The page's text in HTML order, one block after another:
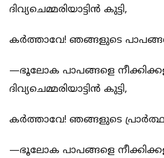
ദിവ്യചെമ്മരിയാട്ടിന്‍ കുട്ടി,
കര്‍ത്താവേ! ഞങ്ങളുടെ
—ഭൂലോക പാപങ്ങളെ
ദിവ്യചെമ്മരിയാട്ടിന്‍ കുട്ടി,
കര്‍ത്താവേ! ഞങ്ങളുടെ
—ഭൂലോക പാപങ്ങളെ